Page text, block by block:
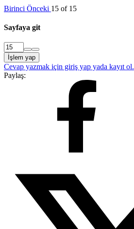
Birinci Önceki 15 of 15
Sayfaya git
İşlem yap
Cevap yazmak için giriş yap yada kayıt ol.
Paylaş: